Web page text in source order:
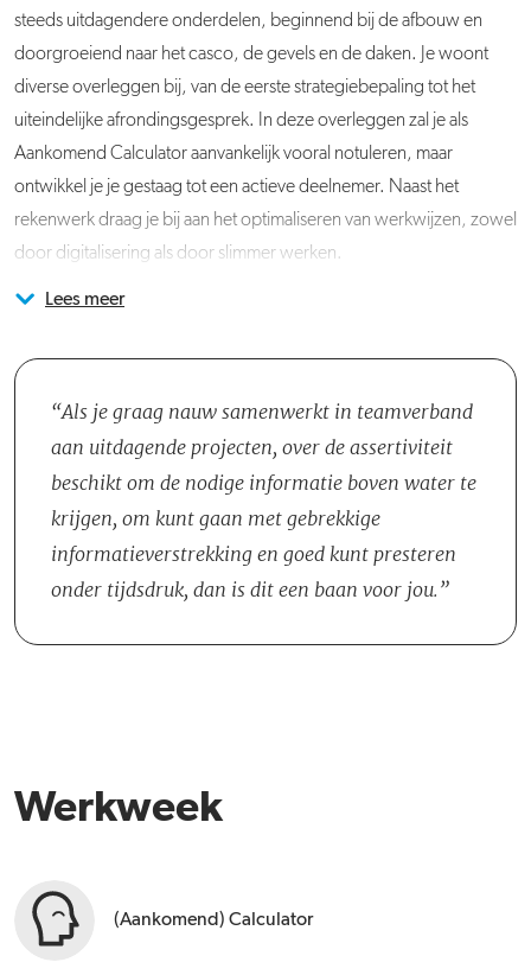
steeds uitdagendere onderdelen, beginnend bij de afbouw en
doorgroeiend naar het casco, de gevels en de daken. Je woont
diverse overleggen bij, van de eerste strategiebepaling tot het
uiteindelijke afrondingsgesprek. In deze overleggen zal je als
Aankomend Calculator aanvankelijk vooral notuleren, maar
ontwikkel je je gestaag tot een actieve deelnemer. Naast het
rekenwerk draag je bij aan het optimaliseren van werkwijzen, zowel
door digitalisering als door slimmer werken.
Je komt te werken in het Calculatieteam, samen met een
Calculator, een Senior Zelfstandig-Calculator en een Calculator.
Deze collega's staan klaar om hun kennis en ervaring aan jou over te
dragen en jou te helpen om uit te groeien tot een Zelfstandig-
Calculator. Het team deelt een gezamenlijke werkruimte waarin
Calculator als vaste begeleider en ondersteuner.
Acquisitie naar aanleiding van deze vacature wordt niet op prijs
Lees meer
Als je graag nauw samenwerkt in teamverband
aan uitdagende projecten, over de assertiviteit
beschikt om de nodige informatie boven water te
krijgen, om kunt gaan met gebrekkige
informatieverstrekking en goed kunt presteren
onder tijdsdruk, dan is dit een baan voor jou.
Werkweek
(Aankomend) Calculator